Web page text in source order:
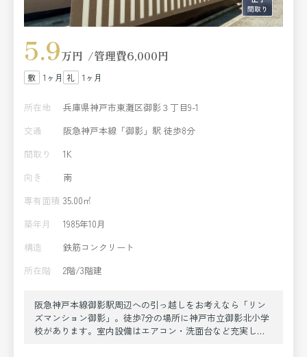
5.9万円 管理費6,000円
1ヶ月 1ヶ月
所在地
兵庫県神戸市東灘区御影３丁目9-1
交通
阪急神戸本線「御影」駅 徒歩8分
間取り
1K
向き
南
専有面積 35.00㎡
築年月
1985年10月
構造
鉄筋コンクリート
所在階
2階/3階建
阪急神戸本線御影駅周辺への引っ越しをお考えなら「リン
ズマンション御影」。徒歩7分の場所に神戸市立御影北小学
校があります。室内設備はエアコン・洗面台など充実した